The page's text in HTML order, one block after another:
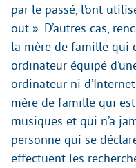
par le passé, l’ont
out ». D’autres cas,
la mère de famille qui
ordinateur équipé
ordinateur ni
mère de famille qui
musiques et qui n’a
personne qui se
effectuent les